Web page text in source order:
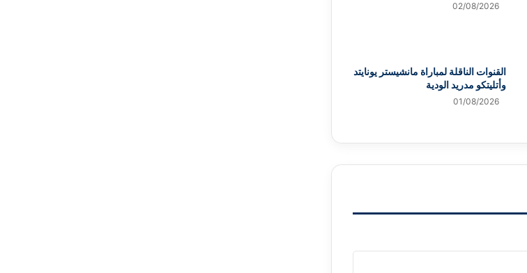
02/08/2026
القنوات الناقلة لمباراة مانشيستر يونايتد
وأتليتكو مدريد الودية
01/08/2026